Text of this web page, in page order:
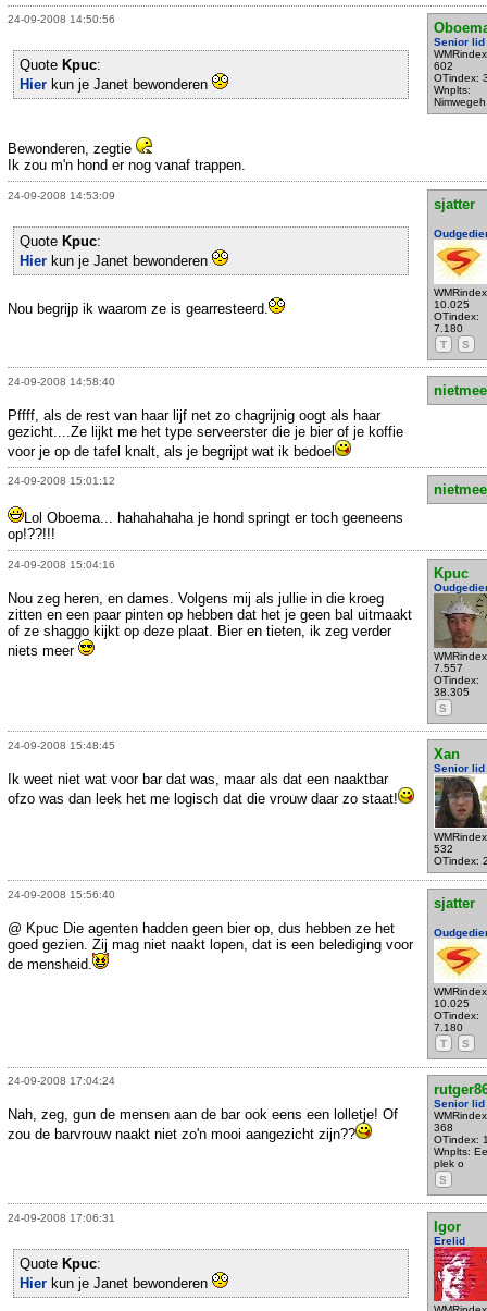
24-09-2008 14:50:56
Senior lid
602
OTindex:
Wnplts:
Nimwegeh
Quote Kpuc:
Hier kun je Janet bewonderen
Bewonderen, zegtie
Ik zou m'n hond er nog vanaf trappen.
24-09-2008 14:53:09
sjatter
10.025
OTindex:
7.180
T
S
Quote Kpuc:
Hier kun je Janet bewonderen
Nou begrijp ik waarom ze is gearresteerd.
24-09-2008 14:58:40
Pffff, als de rest van haar lijf net zo chagrijnig oogt als haar
gezicht....Ze lijkt me het type serveerster die je bier of je koffie
voor je op de tafel knalt, als je begrijpt wat ik bedoel
24-09-2008 15:01:12
Lol Oboema... hahahahaha je hond springt er toch geeneens
op!??!!!
24-09-2008 15:04:16
Kpuc
7.557
OTindex:
38.305
S
Nou zeg heren, en dames. Volgens mij als jullie in die kroeg
zitten en een paar pinten op hebben dat het je geen bal uitmaakt
of ze shaggo kijkt op deze plaat. Bier en tieten, ik zeg verder
niets meer
24-09-2008 15:48:45
Xan
Senior lid
532
OTindex:
Ik weet niet wat voor bar dat was, maar als dat een naaktbar
ofzo was dan leek het me logisch dat die vrouw daar zo staat!
24-09-2008 15:56:40
sjatter
10.025
OTindex:
7.180
T
S
@ Kpuc Die agenten hadden geen bier op, dus hebben ze het
goed gezien. Zij mag niet naakt lopen, dat is een belediging voor
de mensheid.
24-09-2008 17:04:24
Senior lid
368
OTindex:
Wnplts:
plek o
S
Nah, zeg, gun de mensen aan de bar ook eens een lolletje! Of
zou de barvrouw naakt niet zo'n mooi aangezicht zijn??
24-09-2008 17:06:31
Igor
Erelid
Quote Kpuc:
Hier kun je Janet bewonderen